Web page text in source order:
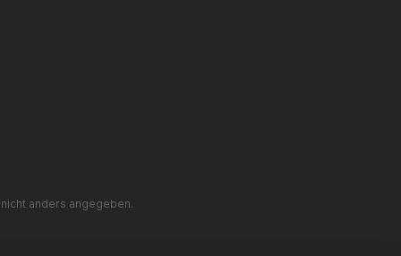
anders angegeben.